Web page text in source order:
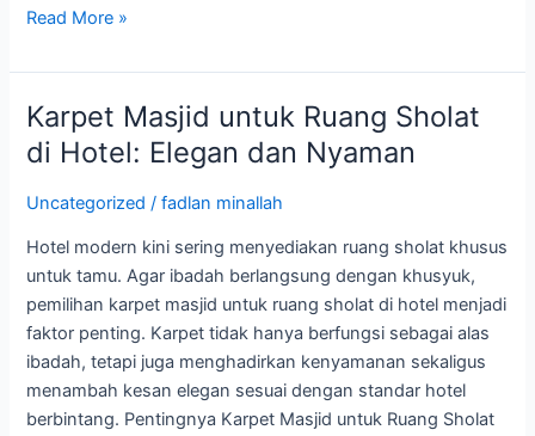
Read More »
Karpet Masjid untuk Ruang Sholat
di Hotel: Elegan dan Nyaman
Uncategorized /fadlan minallah
Hotel modern kini sering menyediakan ruang sholat khusus
untuk tamu. Agar ibadah berlangsung dengan khusyuk,
pemilihan karpet masjid untuk ruang sholat di hotel menjadi
faktor penting. Karpet tidak hanya berfungsi sebagai alas
ibadah, tetapi juga menghadirkan kenyamanan sekaligus
menambah kesan elegan sesuai dengan standar hotel
berbintang. Pentingnya Karpet Masjid untuk Ruang Sholat
Karpet
Masjid
untuk
Ruang
di
Hotel:
Elegan
dan
Nyaman